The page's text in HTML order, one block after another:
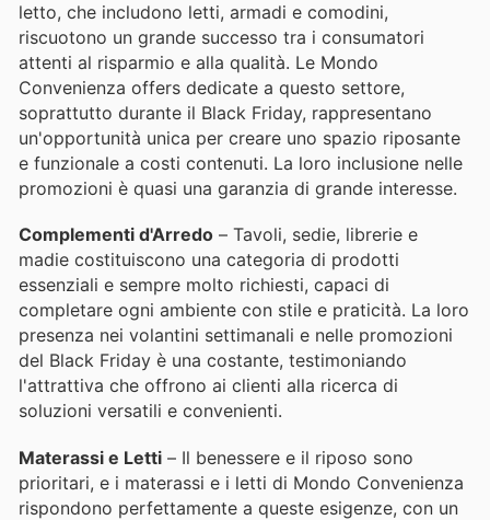
letto, che includono letti, armadi e comodini,
riscuotono un grande successo tra i consumatori
attenti al risparmio e alla qualità. Le Mondo
Convenienza offers dedicate a questo settore,
soprattutto durante il Black Friday, rappresentano
un'opportunità unica per creare uno spazio riposante
e funzionale a costi contenuti. La loro inclusione nelle
promozioni è quasi una garanzia di grande interesse.
Complementi d'Arredo – Tavoli, sedie, librerie e
madie costituiscono una categoria di prodotti
essenziali e sempre molto richiesti, capaci di
completare ogni ambiente con stile e praticità. La loro
presenza nei volantini settimanali e nelle promozioni
del Black Friday è una costante, testimoniando
l'attrattiva che offrono ai clienti alla ricerca di
soluzioni versatili e convenienti.
Materassi e Letti – Il benessere e il riposo sono
prioritari, e i materassi e i letti di Mondo Convenienza
rispondono perfettamente a queste esigenze, con un